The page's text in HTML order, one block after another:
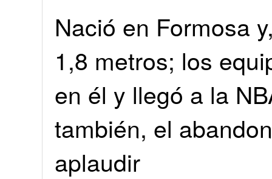
Nació en Formosa
1,8 metros; los
en él y llegó a la
también, el
aplaudir